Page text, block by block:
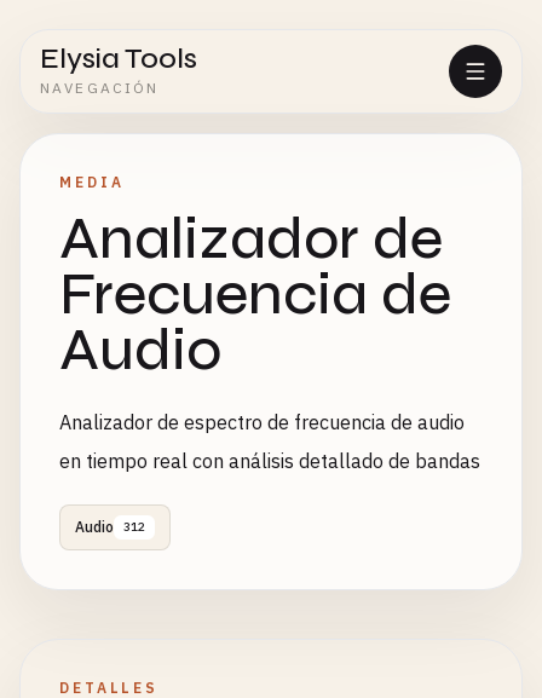
Elysia Tools
NAVEGACIÓN
MEDIA
Analizador de
Frecuencia de
Audio
Analizador de espectro de frecuencia de audio
en tiempo real con análisis detallado de bandas
Audio 312
DETALLES